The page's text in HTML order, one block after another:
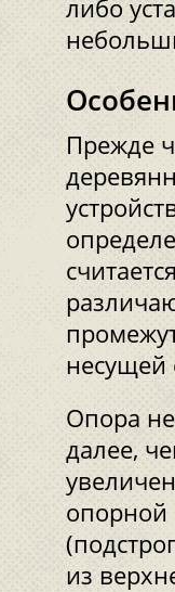
либо
Прежде
несущей
Опора
далее,
опорной
из